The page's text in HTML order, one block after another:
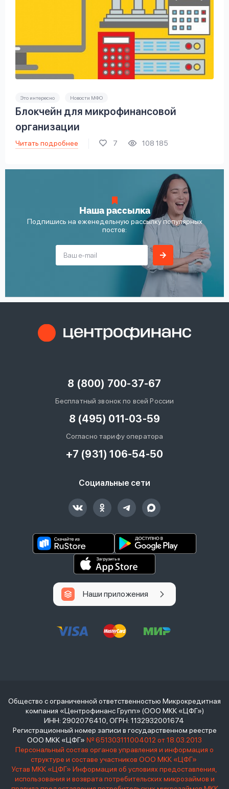
Это интересно Новости МФО
Блокчейн для микрофинансовой
организации
Читать подробнее 7 108 185
Наша рассылка
Подпишись на еженедельную рассылку популярных
постов:
8 (800) 700-37-67
Бесплатный звонок по всей России
8 (495) 011-03-59
Согласно тарифу оператора
+7 (931) 106-54-50
Социальные сети
Наши приложения
Общество с ограниченной ответственностью Микрокредитная
компания «Центрофинанс Групп» (ООО МКК «ЦФГ»)
ИНН: 2902076410, ОГРН: 1132932001674
Регистрационный номер записи в государственном реестре
ООО МКК «ЦФГ» № 651303111004012 от 18.03.2013
Персональный состав органов управления и информация о
структуре и составе участников ООО МКК «ЦФГ»
Устав МКК «ЦФГ» Информация об условиях предоставления,
использования и возврата потребительских микрозаймов и